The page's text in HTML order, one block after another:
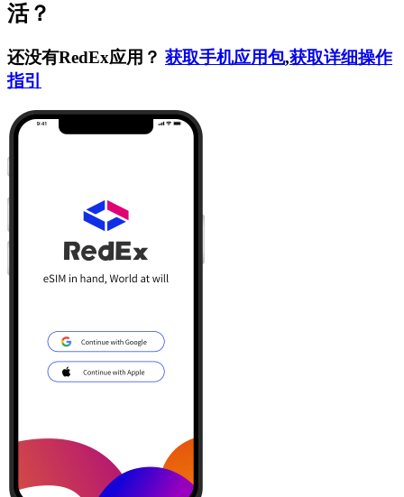
活？
还没有RedEx应用？ 获取手机应用包,获取详细操作
指引